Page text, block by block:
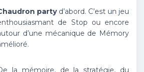
partyd’abord. C’est un jeu
de Stop ou encore
d’une mécanique de Mémory
la mémoire, de la stratégie, du